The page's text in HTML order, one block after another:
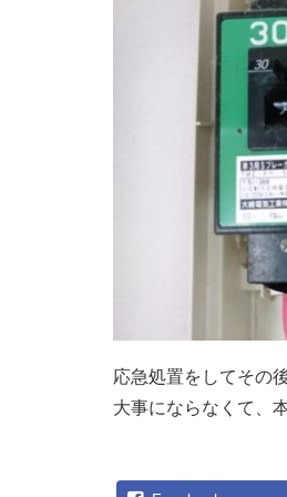
応急処置をしてその
大事にならなくて、